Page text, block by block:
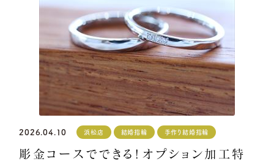
2026.04.10 浜松店 結婚指輪 手作り結婚指輪
彫金コースでできる！オプション加工特